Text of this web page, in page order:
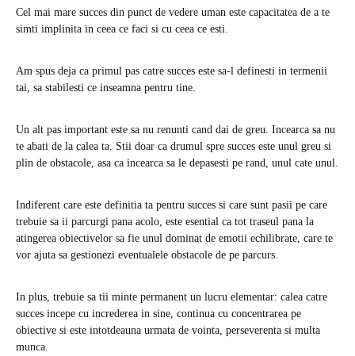
Cel mai mare succes din punct de vedere uman este capacitatea de a te
simti implinita in ceea ce faci si cu ceea ce esti.
Am spus deja ca primul pas catre succes este sa-l definesti in termenii
tai, sa stabilesti ce inseamna pentru tine.
Un alt pas important este sa nu renunti cand dai de greu. Incearca sa nu
te abati de la calea ta. Stii doar ca drumul spre succes este unul greu si
plin de obstacole, asa ca incearca sa le depasesti pe rand, unul cate unul.
Indiferent care este definitia ta pentru succes si care sunt pasii pe care
trebuie sa ii parcurgi pana acolo, este esential ca tot traseul pana la
atingerea obiectivelor sa fie unul dominat de emotii echilibrate, care te
vor ajuta sa gestionezi eventualele obstacole de pe parcurs.
In plus, trebuie sa tii minte permanent un lucru elementar: calea catre
succes incepe cu increderea in sine, continua cu concentrarea pe
obiective si este intotdeauna urmata de vointa, perseverenta si multa
munca.